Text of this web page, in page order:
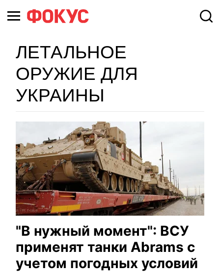
ЛЕТАЛЬНОЕ
ОРУЖИЕ ДЛЯ
УКРАИНЫ
"В нужный момент": ВСУ
применят танки Abrams с
учетом погодных условий